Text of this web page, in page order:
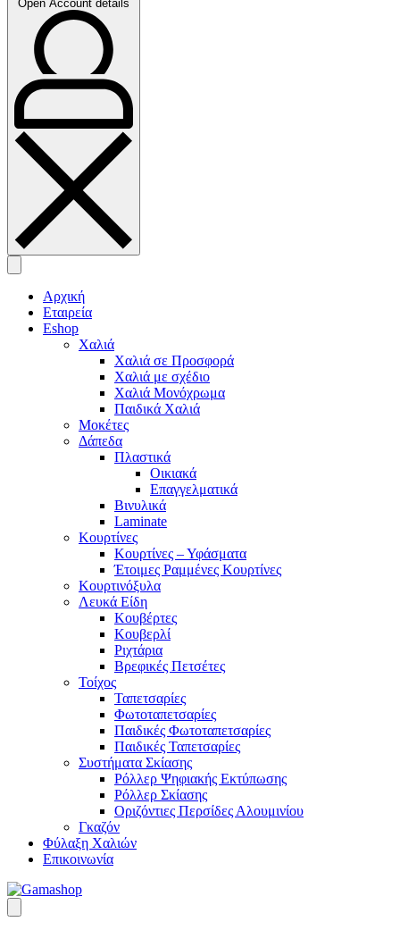
Open Account details
Αρχική
Εταιρεία
Eshop
Χαλιά
Χαλιά σε Προσφορά
Χαλιά με σχέδιο
Χαλιά Μονόχρωμα
Παιδικά Χαλιά
Μοκέτες
Δάπεδα
Πλαστικά
Οικιακά
Επαγγελματικά
Βινυλικά
Laminate
Κουρτίνες
Κουρτίνες – Υφάσματα
Έτοιμες Ραμμένες Κουρτίνες
Κουρτινόξυλα
Λευκά Είδη
Κουβέρτες
Κουβερλί
Ριχτάρια
Βρεφικές Πετσέτες
Τοίχος
Ταπετσαρίες
Φωτοταπετσαρίες
Παιδικές Φωτοταπετσαρίες
Παιδικές Ταπετσαρίες
Συστήματα Σκίασης
Ρόλλερ Ψηφιακής Εκτύπωσης
Ρόλλερ Σκίασης
Οριζόντιες Περσίδες Αλουμινίου
Γκαζόν
Φύλαξη Χαλιών
Επικοινωνία